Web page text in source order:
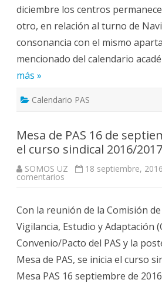
diciembre los centros
otro, en relación al turno de
consonancia con el mismo
mencionado del calendario
más »
Calendario PAS
Mesa de PAS 16 de
el curso sindical 2016/2017
SOMOS UZ 18 septiembre, 2016
comentarios
16
de
septiembre:
comienza
el
curso
sindical
2016/2017
Con la reunión de la Comisión
Vigilancia, Estudio y Adaptación
Convenio/Pacto del PAS y la
Mesa de PAS, se inicia el curso
Mesa PAS 16 septiembre de